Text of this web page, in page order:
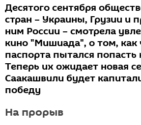
Десятого сентября
стран – Украины, Грузии и
ним России – смотрела
кино "Мишиада", о том, как
паспорта пытался попасть
Теперь их ожидает новая
Саакашвили будет
победу
На прорыв